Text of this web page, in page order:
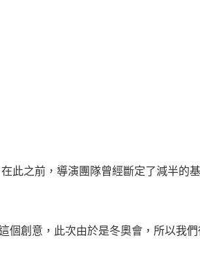
之前，導演團隊曾經斷定了減半的
個創意，此次由於是冬奧會，所以我